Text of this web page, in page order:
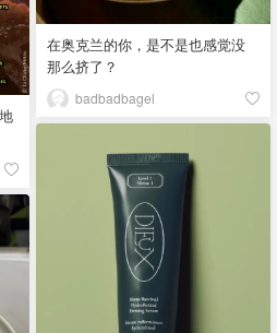
在奥克兰的你，是不是也感觉没
那么挤了？
badbadbagel